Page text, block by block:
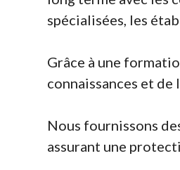
spécialisées, les
Grâce à une
connaissances et
Nous fournissons
assurant une